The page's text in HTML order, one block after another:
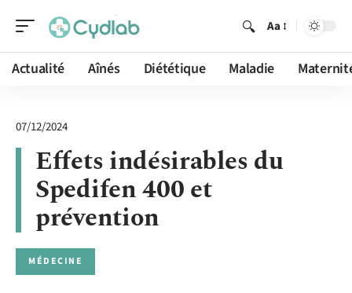
Aa
Actualité Aînés Diététique Maladie
07/12/2024
Effets indésirables du
Spedifen 400 et
prévention
MÉDECINE